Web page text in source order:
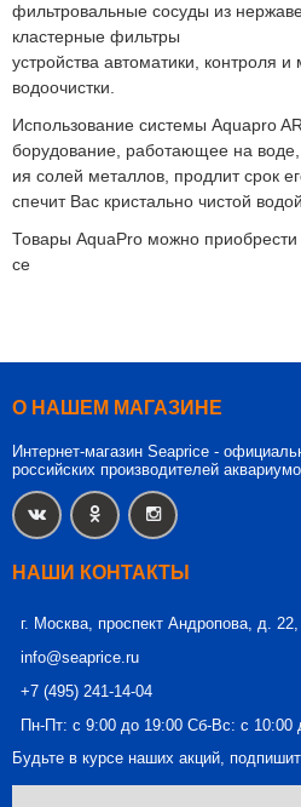
фильтровальные сосуды из
кластерные фильтры
устройства автоматики, контроля
водоочистки.
Использование системы Aquapro
борудование, работающее на воде,
ия солей металлов, продлит срок
спечит Вас кристально чистой
Товары AquaPro можно приобрести
ce
О НАШЕМ МАГАЗИНЕ
Интернет-магазин Seaprice -
российских производителей
НАШИ КОНТАКТЫ
г. Москва, проспект Андропова, д.
info@seaprice.ru
+7 (495) 241-14-04
Пн-Пт: с 9:00 до 19:00 Сб-Вс: с 10:00
Будьте в курсе наших акций,